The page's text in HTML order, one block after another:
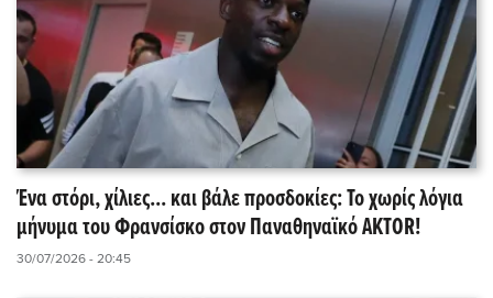
Ένα στόρι, χίλιες... και βάλε προσδοκίες: Το χωρίς λόγια
μήνυμα του Φρανσίσκο στον Παναθηναϊκό AKTOR!
30/07/2026 - 20:45